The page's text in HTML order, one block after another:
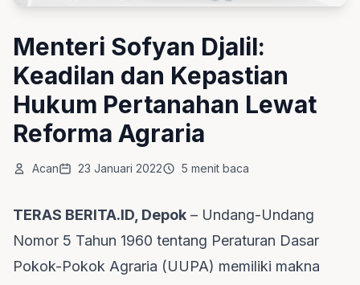
Menteri Sofyan Djalil:
Keadilan dan Kepastian
Hukum Pertanahan Lewat
Reforma Agraria
Acan 23 Januari 2022 5 menit baca
TERAS BERITA.ID, Depok – Undang-Undang
Nomor 5 Tahun 1960 tentang Peraturan Dasar
Pokok-Pokok Agraria (UUPA) memiliki makna